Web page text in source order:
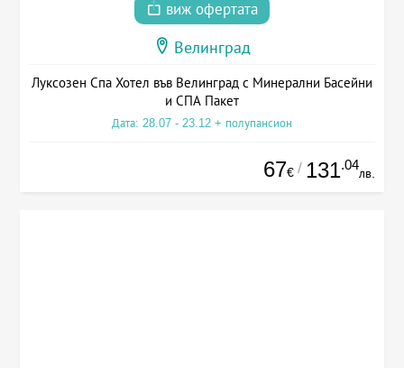
виж офертата
Велинград
Луксозен Спа Хотел във Велинград с Минерални Басейни
и СПА Пакет
Дата: 28.07 - 23.12 + полупансион
67€ / 131.04
лв.